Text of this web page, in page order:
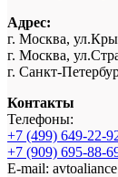
Адрес:
г. Москва,
г. Москва,
г. Санкт-
Контакты
Телефоны:
+7 (499) 649-22-
+7 (909) 695-88-
E-mail: